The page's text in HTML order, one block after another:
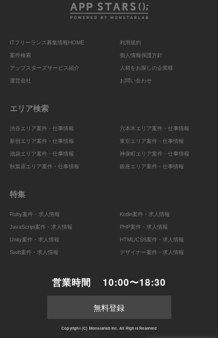
ITフリーランス募集情報HOME
案件検索
アップスターズサービス紹介
運営会社
利用規約
個人情報保護方針
人材をお探しの企業様
お問い合わせ
エリア検索
渋谷エリア案件・仕事情報
新宿エリア案件・仕事情報
池袋エリア案件・仕事情報
秋葉原エリア案件・仕事情報
六本木エリア案件・仕事情報
東京エリア案件・仕事情報
神保町エリア案件・仕事情報
銀座エリア案件・仕事情報
特集
Ruby案件・求人情報
JavaScript案件・求人情報
Unity案件・求人情報
Swift案件・求人情報
Kotlin案件・求人情報
PHP案件・求人情報
HTML/CSS案件・求人情報
デザイナー案件・求人情報
営業時間 10:00〜18:30
無料登録
Copyright (C) Monstarlab Inc. All Rights Reserved